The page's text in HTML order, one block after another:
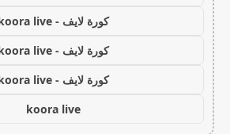
كورة لايف - koora live
كورة لايف - koora live
كورة لايف - koora live
koora live